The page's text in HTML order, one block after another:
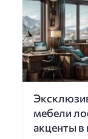
мебели
акценты в